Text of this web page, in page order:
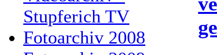
Stupferich TV
Fotoarchiv 2008